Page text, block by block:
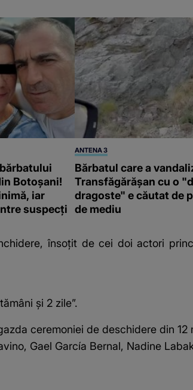
Botoșani!
iar
suspecți
ANTENA 3
Bărbatul care a
Transfăgărășan cu o
dragoste" e căutat de
de mediu
însoţit de cei doi actori
şi 2 zile”.
ceremoniei de deschidere din 12
Gael García Bernal, Nadine